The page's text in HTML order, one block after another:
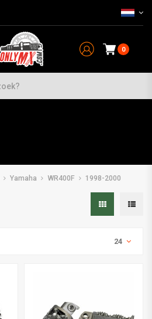
0
Yamaha WR400F 1998-2000
24